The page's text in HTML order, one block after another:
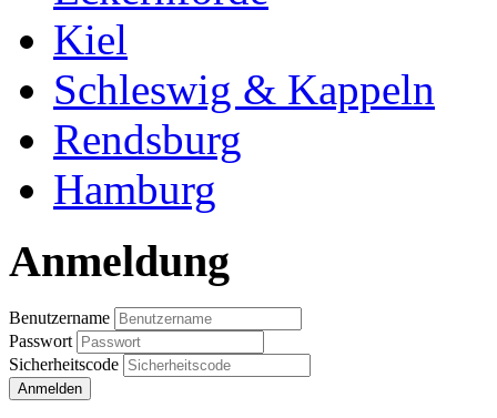
Kiel
Schleswig & Kappeln
Rendsburg
Hamburg
Anmeldung
Benutzername
Passwort
Sicherheitscode
Anmelden